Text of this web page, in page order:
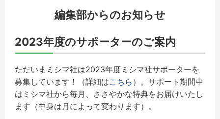
編集部からのお知らせ
2023年度のサポーターのご案内
ただいまミシマ社は2023年度ミシマ社サポーターを
募集しています！（詳細はこちら ）。サポート期間中
はミシマ社から毎月、ささやかな特典をお届けいたし
ます（中身は月によって変わります）。